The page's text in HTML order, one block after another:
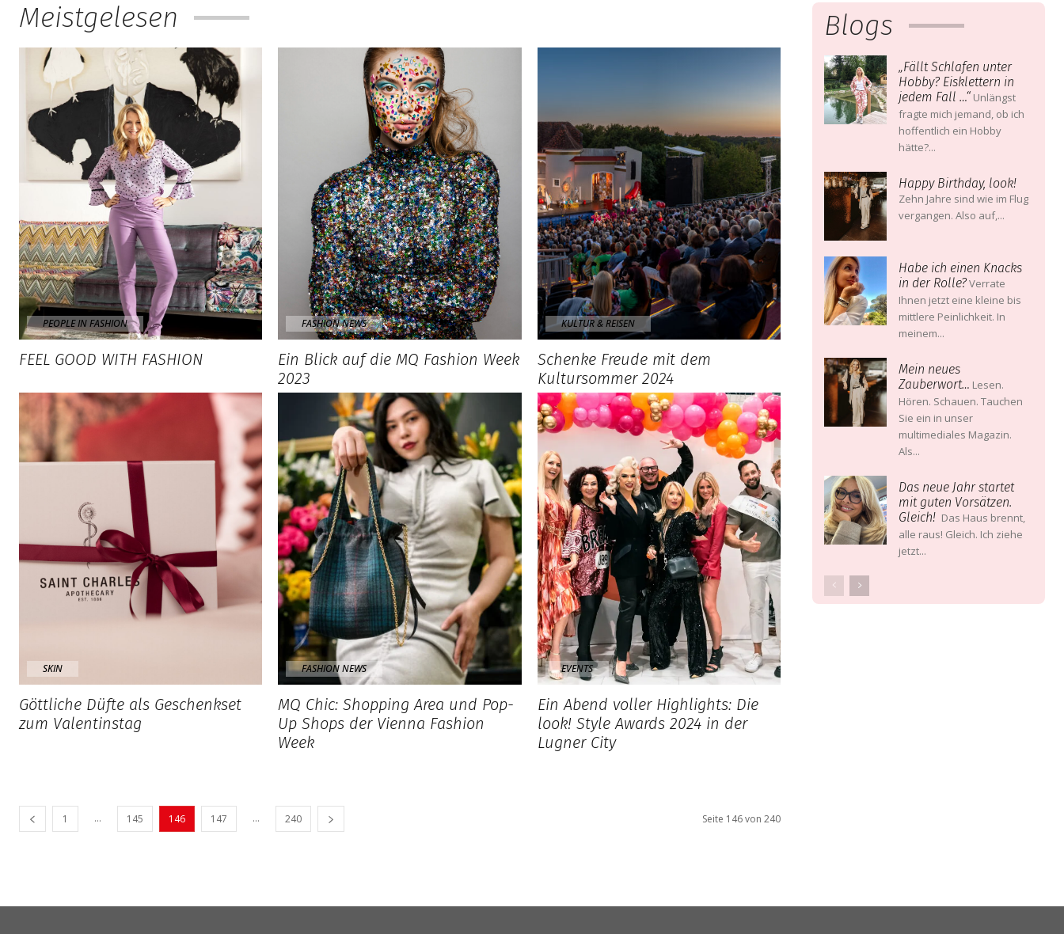
Meistgelesen
PEOPLE IN FASHION
FEEL GOOD WITH FASHION
FASHION NEWS
Ein Blick auf die MQ Fashion Week
2023
KULTUR & REISEN
Schenke Freude mit dem
Kultursommer 2024
SKIN
Göttliche Düfte als Geschenkset
zum Valentinstag
FASHION NEWS
MQ Chic: Shopping Area und Pop-
Up Shops der Vienna Fashion
Week
EVENTS
Ein Abend voller Highlights: Die
look! Style Awards 2024 in der
Lugner City
1 ... 145 146 147 ... 240 Seite 146 von 240
Blogs
„Fällt Schlafen unter
Hobby? Eisklettern in
jedem Fall …“ Unlängst
fragte mich je­mand, ob ich
hoffentlich ein Hobby
hätte?...
Happy Birthday, look!
Zehn Jahre sind wie im Flug
vergangen. Also auf,...
Habe ich einen Knacks
in der Rolle?Verrate
Ihnen jetzt eine kleine bis
mittlere Peinlichkeit. In
meinem...
Mein neues
Zauberwort… Lesen.
Hören. Schauen. Tauchen
Sie ein in unser
multimediales Magazin.
Als...
Das neue Jahr startet
mit guten Vorsätzen.
Gleich! Das Haus brennt,
alle raus! Gleich. Ich ziehe
jetzt...